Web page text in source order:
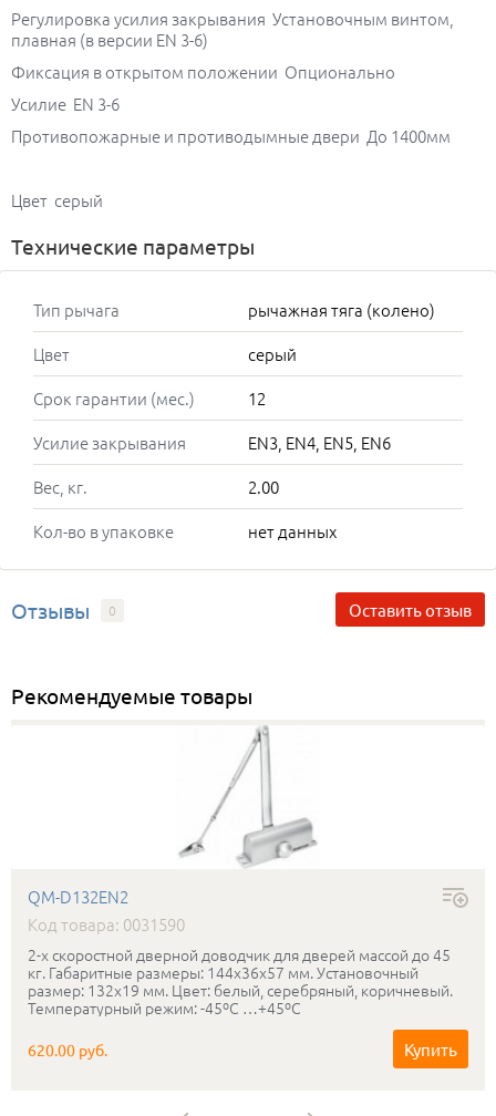
Регулировка усилия закрывания Установочным винтом,
плавная (в версии EN 3-6)
Фиксация в открытом положении Опционально
Усилие EN 3-6
Противопожарные и противодымные двери До 1400мм
Цвет серый
Технические параметры
Тип рычага
рычажная тяга (колено)
Цвет
серый
Срок гарантии (мес.)
12
Усилие закрывания
EN3, EN4, EN5, EN6
Вес, кг.
2.00
Кол-во в упаковке
нет данных
Отзывы 0 Оставить отзыв
Рекомендуемые товары
QM-D132EN2
Код товара: 0031590
2-х скоростной дверной доводчик для дверей массой до 45
кг. Габаритные размеры: 144х36х57 мм. Установочный
размер: 132х19 мм. Цвет: белый, серебряный, коричневый.
Температурный режим: -45ºС …+45ºС
620.00 руб. Купить